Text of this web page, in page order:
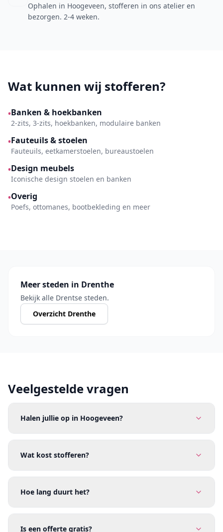
Ophalen in Hoogeveen, stofferen in ons atelier en
bezorgen. 2-4 weken.
Wat kunnen wij stofferen?
•Banken & hoekbanken
2-zits, 3-zits, hoekbanken, modulaire banken
•Fauteuils & stoelen
Fauteuils, eetkamerstoelen, bureaustoelen
•Design meubels
Iconische design stoelen en banken
•Overig
Poefs, ottomanes, bootbekleding en meer
Meer steden in Drenthe
Bekijk alle Drentse steden.
Overzicht Drenthe
Veelgestelde vragen
Halen jullie op in Hoogeveen?
Wat kost stofferen?
Hoe lang duurt het?
Is een offerte gratis?